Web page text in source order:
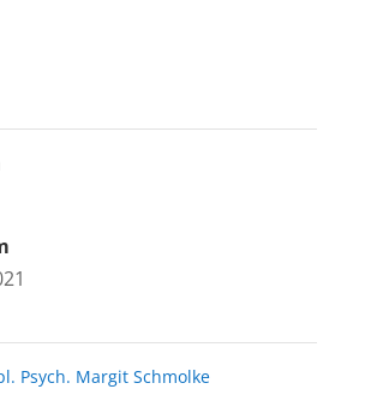
Psych. Margit Schmolke